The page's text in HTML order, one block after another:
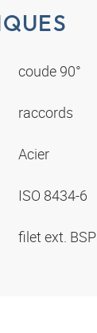
coude 90°
raccords
Acier
ISO 8434-6
filet ext.